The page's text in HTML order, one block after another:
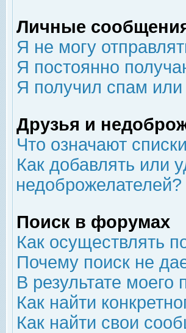
Личные
Я не могу
Я постоянно
Я получил спам
Друзья и
Что означают
Как добавлять или
недоброжелателей?
Поиск в форумах
Как осуществлять
Почему поиск не
В результате моего
Как найти
Как найти свои